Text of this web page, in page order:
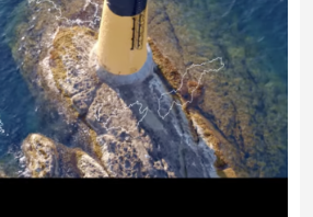
Président du Conseil économique,
national de Port-Cros sur le projet MPA